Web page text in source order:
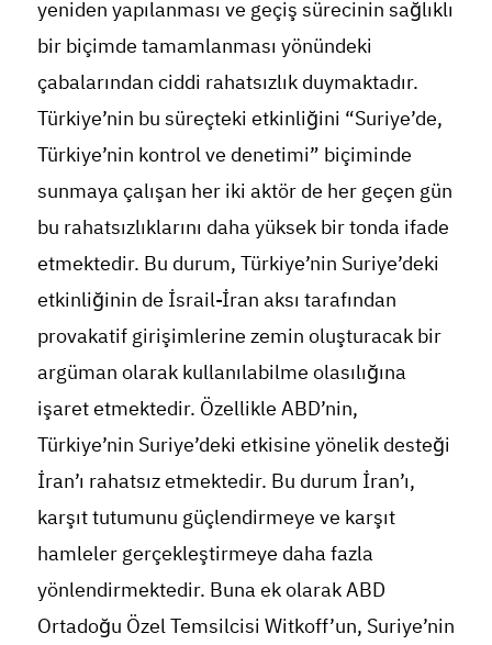
yeniden yapılanması ve geçiş sürecinin sağlıklı
bir biçimde tamamlanması yönündeki
çabalarından ciddi rahatsızlık duymaktadır.
Türkiye’nin bu süreçteki etkinliğini “Suriye’de,
Türkiye’nin kontrol ve denetimi” biçiminde
sunmaya çalışan her iki aktör de her geçen gün
bu rahatsızlıklarını daha yüksek bir tonda ifade
etmektedir. Bu durum, Türkiye’nin Suriye’deki
etkinliğinin de İsrail-İran aksı tarafından
provakatif girişimlerine zemin oluşturacak bir
argüman olarak kullanılabilme olasılığına
işaret etmektedir. Özellikle ABD’nin,
Türkiye’nin Suriye’deki etkisine yönelik desteği
İran’ı rahatsız etmektedir. Bu durum İran’ı,
karşıt tutumunu güçlendirmeye ve karşıt
hamleler gerçekleştirmeye daha fazla
yönlendirmektedir. Buna ek olarak ABD
Ortadoğu Özel Temsilcisi Witkoff’un, Suriye’nin